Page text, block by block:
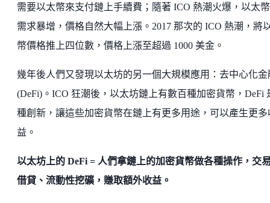
需要以太幣來支付鏈上手續費；隨著 ICO 熱潮火爆，以太
需求暴增，價格自然大幅上漲。2017 那次的 ICO 熱潮，將
幣價格推上四位數，價格上漲至超過 1000 美金。
幾年後人們又發現以太坊的另一個大規模應用：去中心化金
(DeFi)。ICO 狂潮後，以太坊鏈上有數百種加密貨幣，DeFi
種創新，讓這些加密貨幣在鏈上有更多用途，可以產生更多
益。
以太坊上的 DeFi = 人們拿鏈上的加密貨幣做各種操作，交
借貸、流動性挖礦，賺取額外收益。